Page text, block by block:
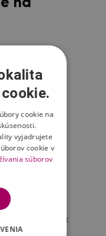
na
12 Pro Max
cookie na
vyjadrujete
cookie v
súborov